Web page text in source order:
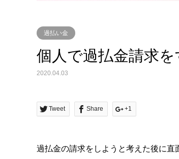
過払い金
個人で過払金請求
2020.04.03
Tweet Share +1
過払金の請求をしようと考えた後に